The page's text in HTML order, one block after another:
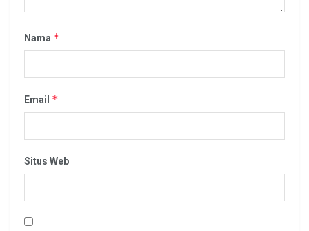
Nama *
Email *
Situs Web